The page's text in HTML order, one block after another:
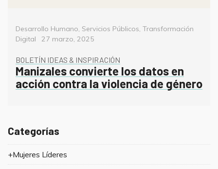
Categorías
Desarrollo Humano, Servicios Públicos, Transformación
Digital
Posted
27 marzo, 2025
BOLETÍN IDEAS & INSPIRACIÓN
Manizales convierte los datos en
acción contra la violencia de género
Categorías
+Mujeres Líderes